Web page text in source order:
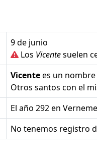
9 de junio
Los Vicentesuelen
Vicentees un
Otros santos con el
el año 292 en
No tenemos registro